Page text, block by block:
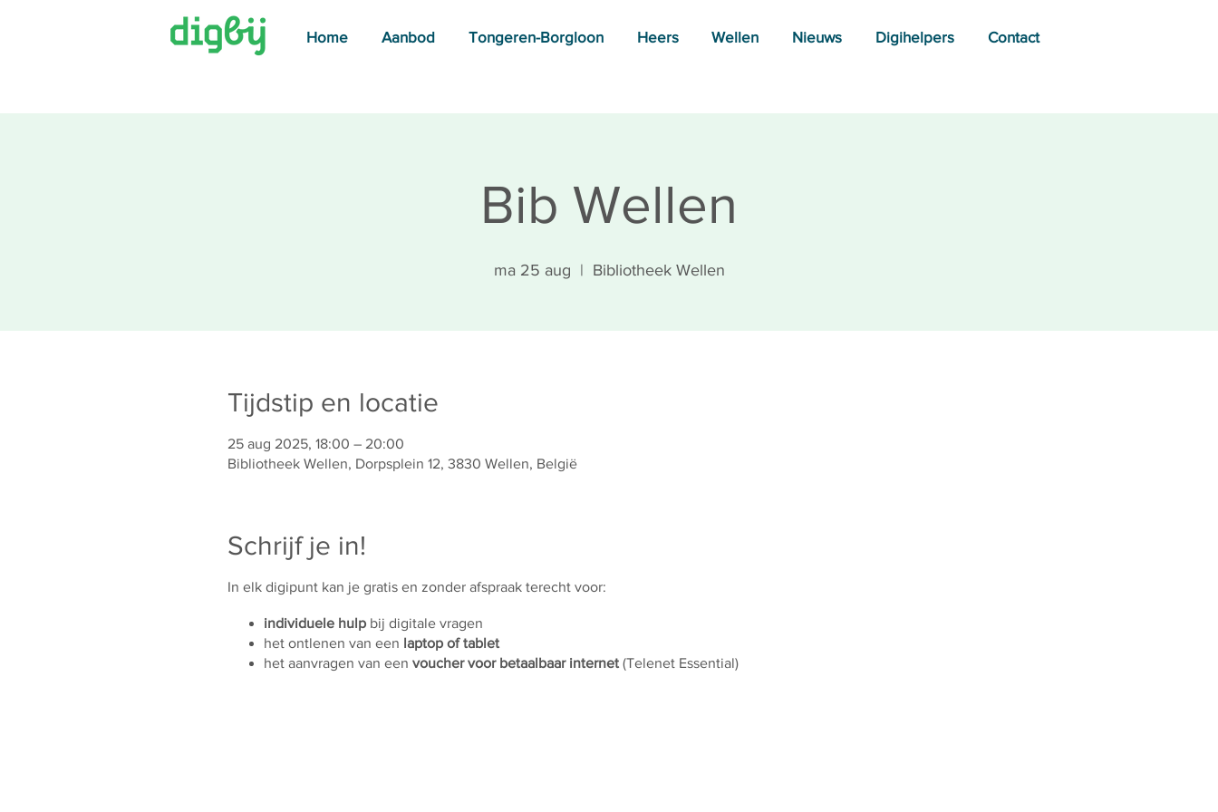
Home Aanbod Tongeren-Borgloon Heers Wellen Nieuws Digihelpers Contact
Bib Wellen
ma 25 aug
  |
Bibliotheek Wellen
Tijdstip en locatie
25 aug 2025, 18:00 – 20:00
Bibliotheek Wellen, Dorpsplein 12, 3830 Wellen, België
Schrijf je in!
In elk digipunt kan je gratis en zonder afspraak terecht voor:
individuele hulpbij digitale vragen
het ontlenen van een laptop of tablet
het aanvragen van een voucher voor betaalbaar internet(Telenet Essential)